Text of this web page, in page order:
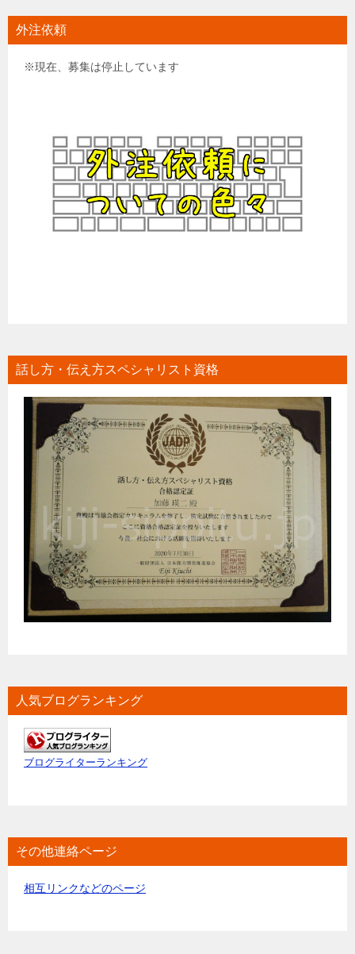
外注依頼
※現在、募集は停止しています
話し方・伝え方スペシャリスト資格
人気ブログランキング
ブログライターランキング
その他連絡ページ
相互リンクなどのページ